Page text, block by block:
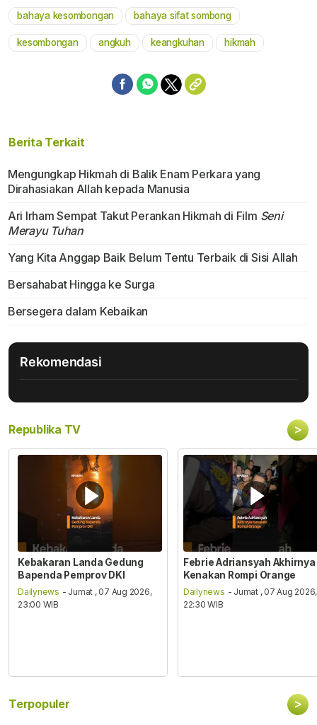
bahaya kesombongan bahaya sifat sombong
kesombongan angkuh keangkuhan hikmah
Berita Terkait
Mengungkap Hikmah di Balik Enam Perkara yang
Dirahasiakan Allah kepada Manusia
Ari Irham Sempat Takut Perankan Hikmah di Film Seni
Merayu Tuhan
Yang Kita Anggap Baik Belum Tentu Terbaik di Sisi Allah
Bersahabat Hingga ke Surga
Bersegera dalam Kebaikan
Rekomendasi
Republika TV >
Kebakaran Landa Gedung
Bapenda Pemprov DKI
Dailynews - Jumat , 07 Aug 2026,
23:00 WIB
Febrie Adriansyah Akhirnya
Kenakan Rompi Orange
Dailynews - Jumat , 07 Aug 2026,
22:30 WIB
Terpopuler >